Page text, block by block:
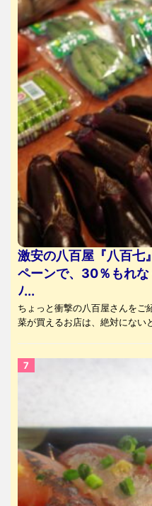
激安の八百屋『八百七
ペーンで、30％もれ
ﾉ...
ちょっと衝撃の八百屋さんをご
菜が買えるお店は、絶対にない